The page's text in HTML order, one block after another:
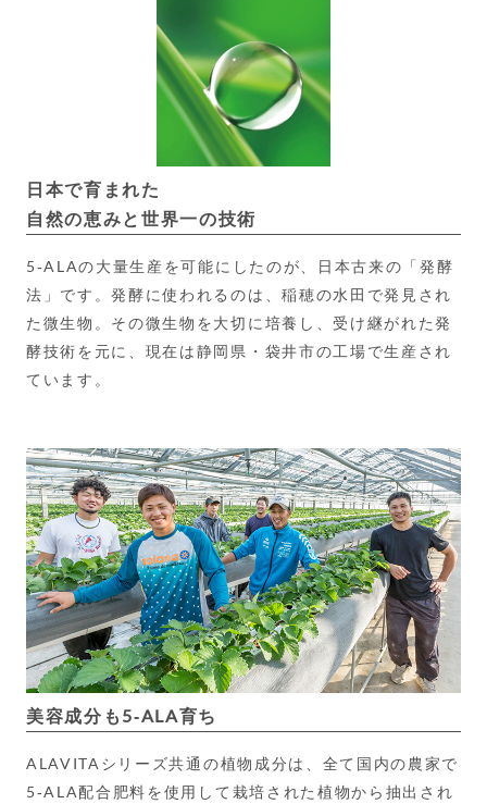
日本で育まれた
自然の恵みと世界一の技術
5-ALAの大量生産を可能にしたのが、日本古来の「発酵
法」です。発酵に使われるのは、稲穂の水田で発見され
た微生物。その微生物を大切に培養し、受け継がれた発
酵技術を元に、現在は静岡県・袋井市の工場で生産され
ています。
美容成分も5-ALA育ち
ALAVITAシリーズ共通の植物成分は、全て国内の農家で
5-ALA配合肥料を使用して栽培された植物から抽出され